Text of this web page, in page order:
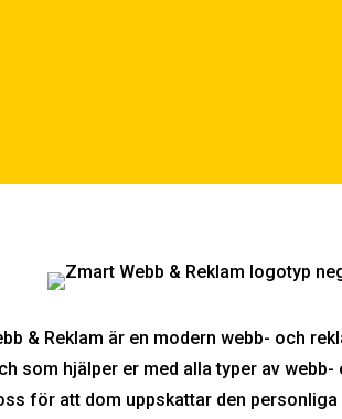
& Reklam är en modern webb- och
som hjälper er med alla typer av webb-
för att dom uppskattar den